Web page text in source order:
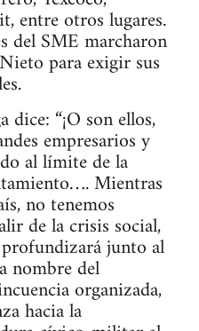
entre otros lugares.
del SME marcharon
para exigir sus
“¡O son ellos,
empresarios y
al límite de la
Mientras
no tenemos
de la crisis social,
junto al
nombre del
organizada,
hacia la